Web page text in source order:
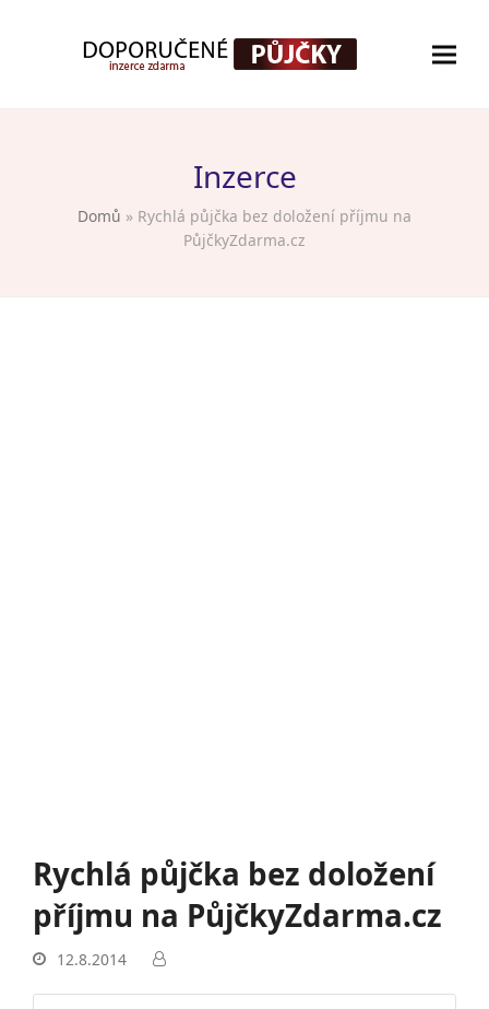
Inzerce
Domů » Rychlá půjčka bez doložení příjmu na
PůjčkyZdarma.cz
Rychlá půjčka bez doložení
příjmu na PůjčkyZdarma.cz
12.8.2014